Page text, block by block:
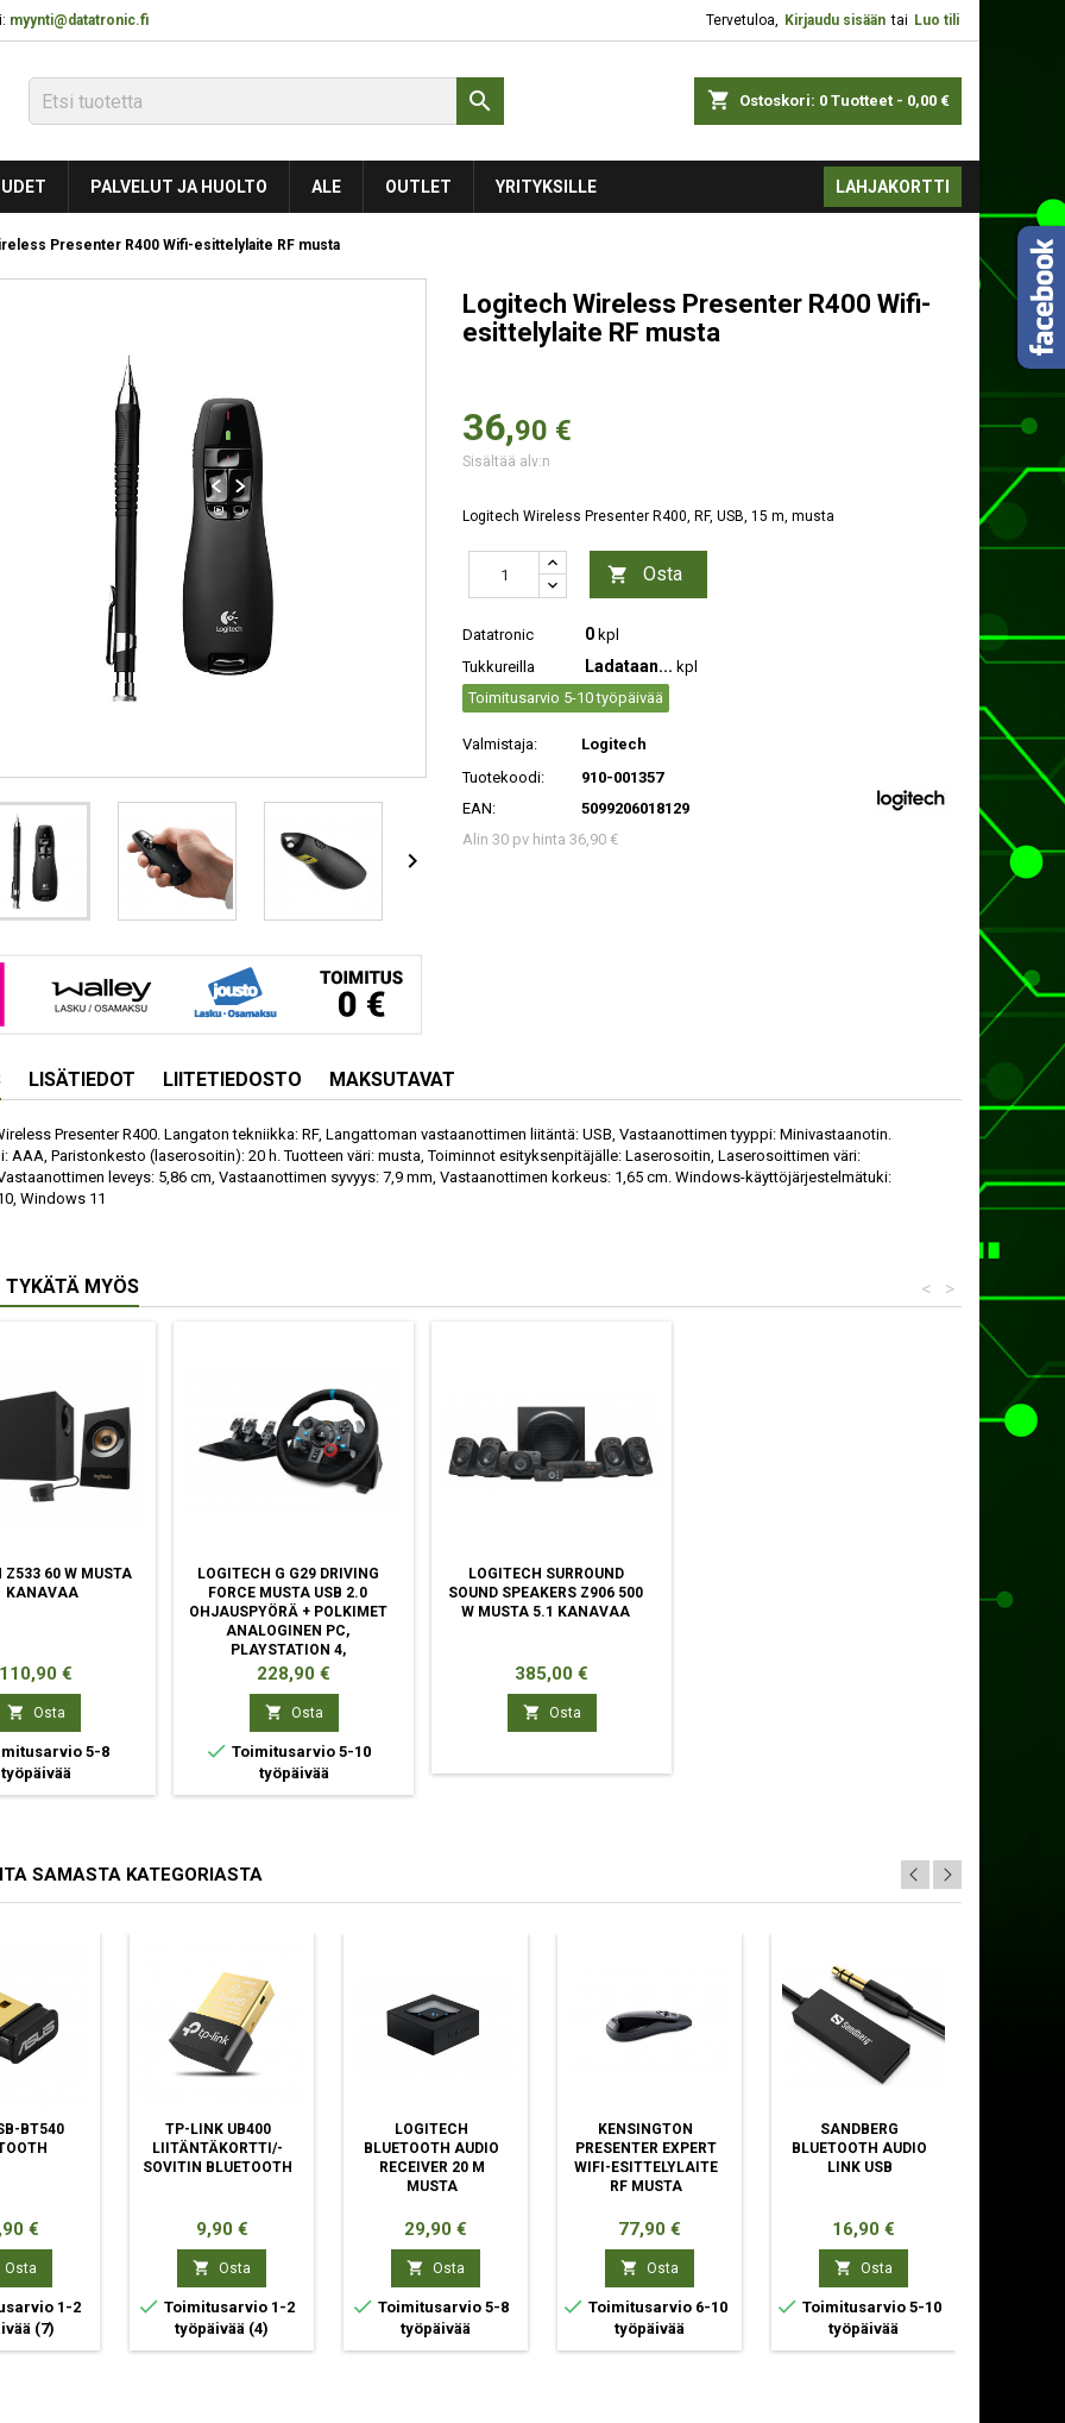
myynti@datatronic.fi Tervetuloa, Kirjaudu sisään tai Luo tili
shopping_cart Ostoskori: 0 Tuotteet - 0,00 €

PALVELUT JA HUOLTO ALE OUTLET YRITYKSILLE LAHJAKORTTI
Presenter R400 Wifi-esittelylaite RF musta

Logitech Wireless Presenter R400 Wifi-
esittelylaite RF musta
36,90 €
Sisältää alv:n
Logitech Wireless Presenter R400, RF, USB, 15 m, musta
 Osta
Datatronic 0 kpl
Tukkureilla
Ladataan... kpl
Toimitusarvio 5-10 työpäivää
Valmistaja:
Logitech
Tuotekoodi:
910-001357
EAN:
5099206018129
Alin 30 pv hinta 36,90 €
LISÄTIEDOT LIITETIEDOSTO MAKSUTAVAT
Presenter R400. Langaton tekniikka: RF, Langattoman vastaanottimen liitäntä: USB, Vastaanottimen tyyppi: Minivastaanotin.
AAA, Paristonkesto (laserosoitin): 20 h. Tuotteen väri: musta, Toiminnot esityksenpitäjälle: Laserosoitin, Laserosoittimen väri:
leveys: 5,86 cm, Vastaanottimen syvyys: 7,9 mm, Vastaanottimen korkeus: 1,65 cm. Windows-käyttöjärjestelmätuki:
Windows 11
TYKÄTÄ MYÖS >
<
Z533 60 W MUSTA
KANAVAA
Hinta
110,90 €
 Osta
5-8
työpäivää
LOGITECH G G29 DRIVING
FORCE MUSTA USB 2.0
OHJAUSPYÖRÄ + POLKIMET
ANALOGINEN PC,
PLAYSTATION 4,
PLAYSTATION 5,
PLAYSTATION 3
Hinta
228,90 €
 Osta
 Toimitusarvio 5-10
työpäivää
LOGITECH SURROUND
SOUND SPEAKERS Z906 500
W MUSTA 5.1 KANAVAA
Hinta
385,00 €
 Osta
SAMASTA KATEGORIASTA
BT540
€
Osta
1-2
(7)
TP-LINK UB400
LIITÄNTÄKORTTI/-
SOVITIN BLUETOOTH
Hinta
9,90 €
 Osta
 Toimitusarvio 1-2
työpäivää (4)
LOGITECH
BLUETOOTH AUDIO
RECEIVER 20 M
MUSTA
Hinta
29,90 €
 Osta
 Toimitusarvio 5-8
työpäivää
KENSINGTON
PRESENTER EXPERT
WIFI-ESITTELYLAITE
RF MUSTA
Hinta
77,90 €
 Osta
 Toimitusarvio 6-10
työpäivää
SANDBERG
BLUETOOTH AUDIO
LINK USB
Hinta
16,90 €
 Osta
 Toimitusarvio 5-10
työpäivää